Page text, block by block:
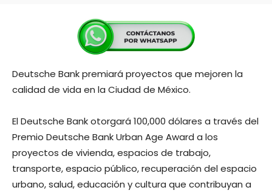
Deutsche Bank premiará proyectos que mejoren la
calidad de vida en la Ciudad de México.
El Deutsche Bank otorgará 100,000 dólares a través del
Premio Deutsche Bank Urban Age Award a los
proyectos de vivienda, espacios de trabajo,
transporte, espacio público, recuperación del espacio
urbano, salud, educación y cultura que contribuyan a